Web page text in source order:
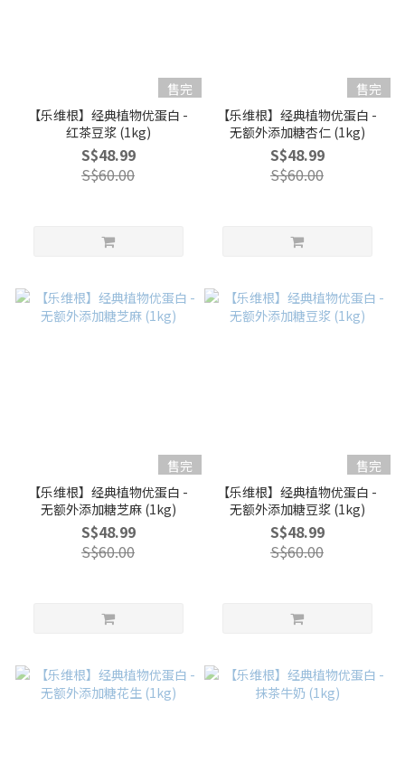
售完
【乐维根】经典植物优蛋白 -
红茶豆浆 (1kg)
S$48.99
S$60.00
售完
【乐维根】经典植物优蛋白 -
无额外添加糖杏仁 (1kg)
S$48.99
S$60.00
售完
【乐维根】经典植物优蛋白 -
无额外添加糖芝麻 (1kg)
S$48.99
S$60.00
售完
【乐维根】经典植物优蛋白 -
无额外添加糖豆浆 (1kg)
S$48.99
S$60.00